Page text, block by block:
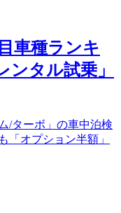
車種ランキ
ンタル試乗」
/ターボ」の車中泊検
「オプション半額」